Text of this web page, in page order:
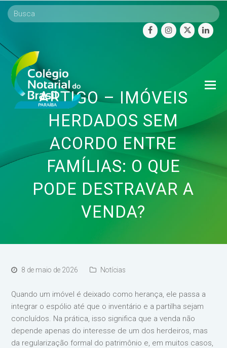
facebookinstagram
twitter
ARTIGO – IMÓVEIS
HERDADOS SEM
ACORDO ENTRE
FAMÍLIAS: O QUE
PODE DESTRAVAR A
VENDA?
8 de maio de 2026 Notícias
Quando um imóvel é deixado como herança, ele passa a
integrar o espólio até que o inventário e a partilha sejam
concluídos. Na prática, isso significa que a venda não
depende apenas do interesse de um dos herdeiros, mas
da regularização formal do patrimônio e, em muitos casos,